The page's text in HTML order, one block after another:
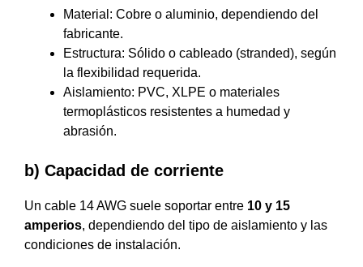
Material: Cobre o aluminio, dependiendo del
fabricante.
Estructura: Sólido o cableado (stranded), según
la flexibilidad requerida.
Aislamiento: PVC, XLPE o materiales
termoplásticos resistentes a humedad y
abrasión.
b) Capacidad de corriente
Un cable 14 AWG suele soportar entre 10 y 15
amperios, dependiendo del tipo de aislamiento y las
condiciones de instalación.